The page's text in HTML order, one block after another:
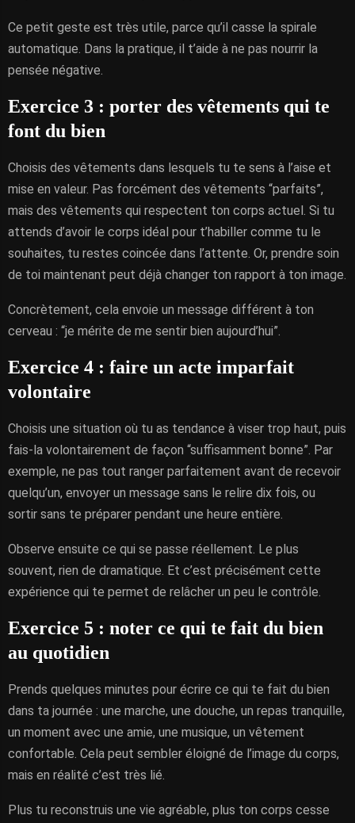
Ce petit geste est très utile, parce qu’il casse la spirale
automatique. Dans la pratique, il t’aide à ne pas nourrir la
pensée négative.
Exercice 3 : porter des vêtements qui te
font du bien
Choisis des vêtements dans lesquels tu te sens à l’aise et
mise en valeur. Pas forcément des vêtements “parfaits”,
mais des vêtements qui respectent ton corps actuel. Si tu
attends d’avoir le corps idéal pour t’habiller comme tu le
souhaites, tu restes coincée dans l’attente. Or, prendre soin
de toi maintenant peut déjà changer ton rapport à ton image.
Concrètement, cela envoie un message différent à ton
cerveau : “je mérite de me sentir bien aujourd’hui”.
Exercice 4 : faire un acte imparfait
volontaire
Choisis une situation où tu as tendance à viser trop haut, puis
fais-la volontairement de façon “suffisamment bonne”. Par
exemple, ne pas tout ranger parfaitement avant de recevoir
quelqu’un, envoyer un message sans le relire dix fois, ou
sortir sans te préparer pendant une heure entière.
Observe ensuite ce qui se passe réellement. Le plus
souvent, rien de dramatique. Et c’est précisément cette
expérience qui te permet de relâcher un peu le contrôle.
Exercice 5 : noter ce qui te fait du bien
au quotidien
Prends quelques minutes pour écrire ce qui te fait du bien
dans ta journée : une marche, une douche, un repas tranquille,
un moment avec une amie, une musique, un vêtement
confortable. Cela peut sembler éloigné de l’image du corps,
mais en réalité c’est très lié.
Plus tu reconstruis une vie agréable, plus ton corps cesse